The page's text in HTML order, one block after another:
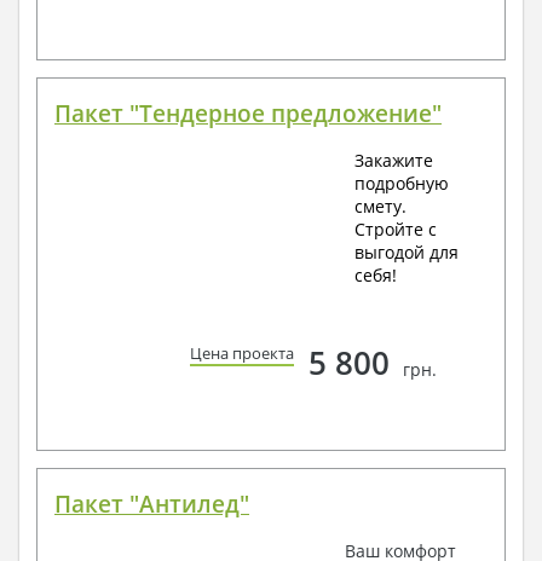
Пакет "Тендерное предложение"
Закажите
подробную
смету.
Стройте с
выгодой для
себя!
Цена проекта 5 800 грн.
Пакет "Антилед"
Ваш комфорт